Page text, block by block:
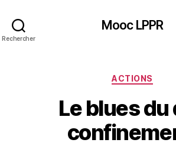
Rechercher
Mooc LPPR
ACTIONS
Le blues du